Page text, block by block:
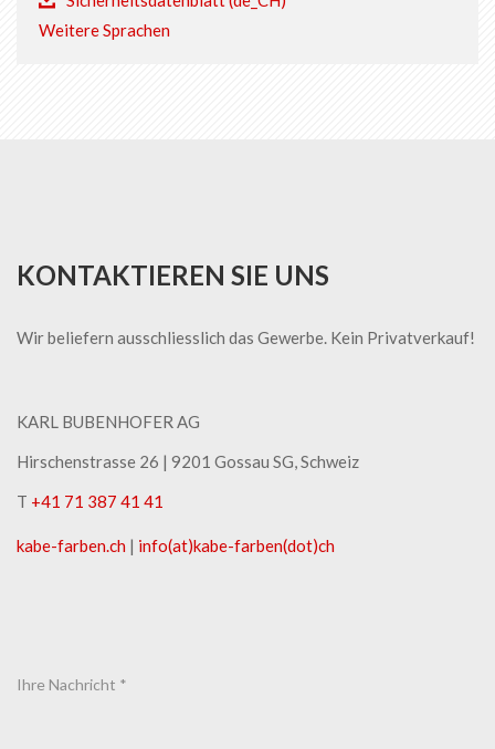
Weitere Sprachen
KONTAKTIEREN SIE UNS
Wir beliefern ausschliesslich das Gewerbe. Kein Privatverkauf!
KARL BUBENHOFER AG
Hirschenstrasse 26 | ​9201 Gossau SG, Schweiz
T +41 71 387 41 41
kabe-​farben.ch | info(at)kabe-​farben(dot)ch